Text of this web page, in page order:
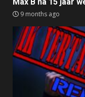
9 months ago